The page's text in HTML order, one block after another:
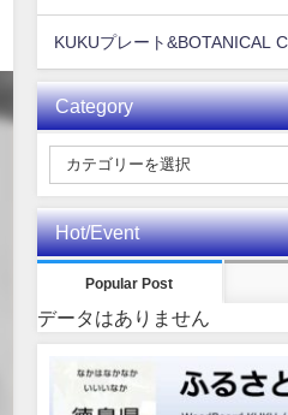
KUKUプレート&BOTANICAL
Category
Hot/Event
Popular Post
データはありません